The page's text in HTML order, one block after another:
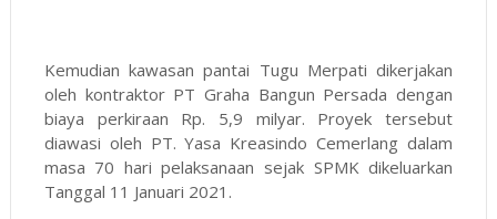
Kemudian kawasan pantai Tugu Merpati dikerjakan
oleh kontraktor PT Graha Bangun Persada dengan
biaya perkiraan Rp. 5,9 milyar. Proyek tersebut
diawasi oleh PT. Yasa Kreasindo Cemerlang dalam
masa 70 hari pelaksanaan sejak SPMK dikeluarkan
Tanggal 11 Januari 2021.